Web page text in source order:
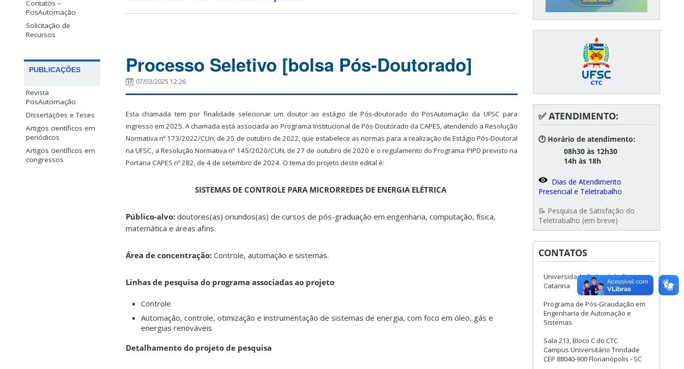
Contatos –
PosAutomação
Solicitação de
Recursos
PUBLICAÇÕES
Revista
PosAutomação
Dissertações e Teses
Artigos científicos em
periódicos
Artigos científicos em
congressos
Processo Seletivo [bolsa Pós-Doutorado]
07/03/2025 12:26
Esta chamada tem por finalidade selecionar um doutor ao estágio de Pós-doutorado do PosAutomação da UFSC para
ingresso em 2025. A chamada está associada ao Programa Institucional de Pós-Doutorado da CAPES, atendendo a Resolução
Normativa nº 173/2022/CUn, de 25 de outubro de 2022, que estabelece as normas para a realização de Estágio Pós-Doutoral
na UFSC, a Resolução Normativa nº 145/2020/CUN, de 27 de outubro de 2020 e o regulamento do Programa PIPD previsto na
Portaria CAPES nº 282, de 4 de setembro de 2024. O tema do projeto deste edital é:
SISTEMAS DE CONTROLE PARA MICRORREDES DE ENERGIA ELÉTRICA
Público-alvo: doutores(as) oriundos(as) de cursos de pós-graduação em engenharia, computação, física,
matemática e áreas afins.
Área de concentração: Controle, automação e sistemas.
Linhas de pesquisa do programa associadas ao projeto
Controle
Automação, controle, otimização e instrumentação de sistemas de energia, com foco em óleo, gás e
energias renováveis
Detalhamento do projeto de pesquisa
✅ ATENDIMENTO:
🕐 Horário de atendimento:
08h30 às 12h30
14h às 18h
Dias de Atendimento
Presencial e Teletrabalho
📝 Pesquisa de Satisfação do
Teletrabalho (em breve)
CONTATOS
Universidade Federal de Santa
Catarina
Programa de Pós-Graudação em
Engenharia de Automação e
Sistemas
Sala 213, Bloco C do CTC
Campus Universitário Trindade
CEP 88040-900 Florianópolis - SC